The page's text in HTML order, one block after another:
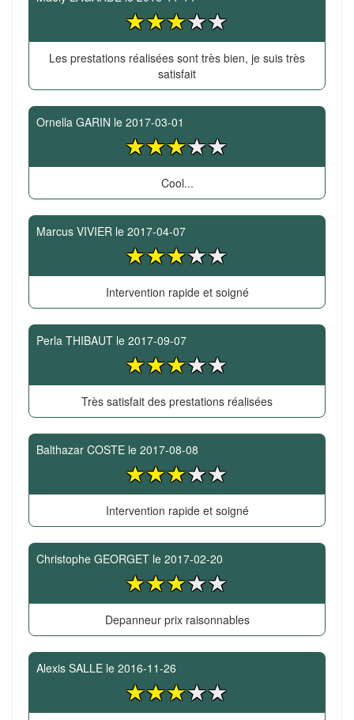
Les prestations réalisées sont très bien, je suis très
satisfait
Ornella GARIN le 2017-03-01
Cool...
Marcus VIVIER le 2017-04-07
Intervention rapide et soigné
Perla THIBAUT le 2017-09-07
Très satisfait des prestations réalisées
Balthazar COSTE le 2017-08-08
Intervention rapide et soigné
Christophe GEORGET le 2017-02-20
Depanneur prix raisonnables
Alexis SALLE le 2016-11-26